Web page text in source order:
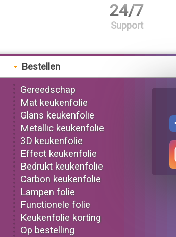
24/7
Support
Bestellen
Gereedschap
Mat keukenfolie
Glans keukenfolie
Metallic keukenfolie
3D keukenfolie
Effect keukenfolie
Bedrukt keukenfolie
Carbon keukenfolie
Lampen folie
Functionele folie
Keukenfolie korting
Op bestelling